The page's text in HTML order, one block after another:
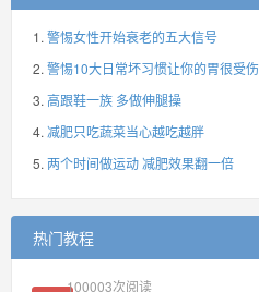
警惕女性开始衰老的五大信号
警惕10大日常坏习惯让你的胃很受伤
高跟鞋一族 多做伸腿操
减肥只吃蔬菜当心越吃越胖
两个时间做运动 减肥效果翻一倍
热门教程
100003次阅读